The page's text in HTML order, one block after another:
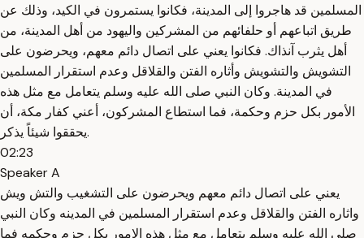
المسلمين قد هاجروا إلى المدينة، فكانوا يستمرون في الكيد، وذلك عن
طريق اتباعهم أو حلفائهم من المشركين واليهود من أهل المدينة، من
أهل يثرب آنذاك. فكانوا يعني على اتصال دائم معهم، ويحرضون على
التشويش والتشويش وأثاره الفتن والقلاقل وعدم استقرار المسلمين
في المدينة. وكان النبي صلى الله عليه وسلم يتعامل مع مثل هذه
الأمور بكل حزم وحكمة، فما استطاع المشركون، أعني كفار مكة، أن
يحققوا شيئاً يذكر.
02:23
Speaker A
يعني على اتصال دائم معهم ويحرضون على التشغيب والتش ويش
واثاره الفتن والقلاقل وعدم استقرار المسلمين في المدينه وكان النبي
صلى الله عليه وسلم يتعامل مع مثل هذه الامور بكل حزم وحكمه فما